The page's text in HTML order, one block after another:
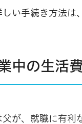
しい手続き方法は
中の生活
が、就職に有